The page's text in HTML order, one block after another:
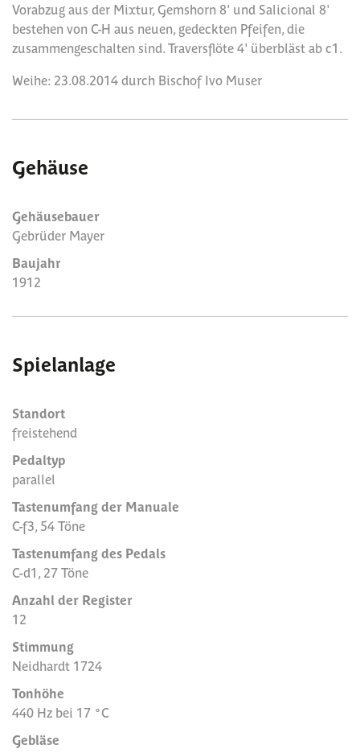
Vorabzug aus der Mixtur, Gemshorn 8' und Salicional 8'
bestehen von C-H aus neuen, gedeckten Pfeifen, die
zusammengeschalten sind. Traversflöte 4' überbläst ab c1.
Weihe: 23.08.2014 durch Bischof Ivo Muser
Gehäuse
Gehäusebauer
Gebrüder Mayer
Baujahr
1912
Spielanlage
Standort
freistehend
Pedaltyp
parallel
Tastenumfang der Manuale
C-f3, 54 Töne
Tastenumfang des Pedals
C-d1, 27 Töne
Anzahl der Register
12
Stimmung
Neidhardt 1724
Tonhöhe
440 Hz bei 17 °C
Gebläse